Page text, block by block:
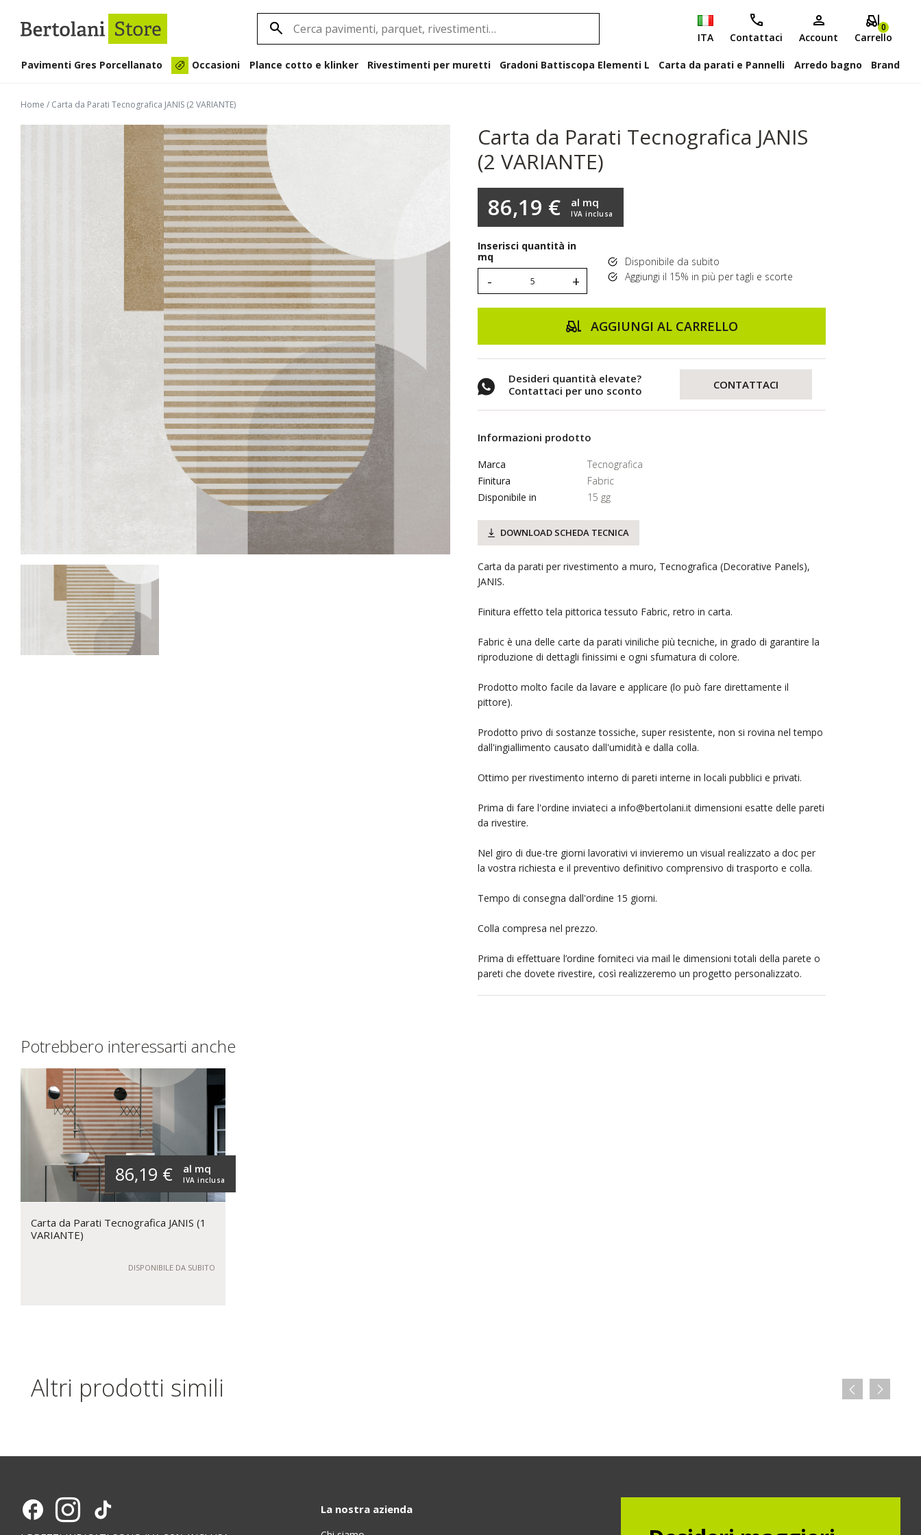
ITA Contattaci Account
0
Carrello
Pavimenti Gres Porcellanato Occasioni Plance cotto e klinker Rivestimenti per muretti Gradoni Battiscopa Elementi L Carta da parati e Pannelli Arredo bagno Brand
Home / Carta da Parati Tecnografica JANIS (2 VARIANTE)
Carta da Parati Tecnografica JANIS
(2 VARIANTE)
86,19 € IVA inclusa
al mq
Inserisci quantità in
mq
- +
Disponibile da subito
Aggiungi il 15% in più per tagli e scorte
AGGIUNGI AL CARRELLO
Desideri quantità elevate?
Contattaci per uno sconto
CONTATTACI
Informazioni prodotto
Marca
Tecnografica
Finitura
Fabric
Disponibile in
15 gg
DOWNLOAD SCHEDA TECNICA
Carta da parati per rivestimento a muro, Tecnografica (Decorative Panels),
JANIS.
Finitura effetto tela pittorica tessuto Fabric, retro in carta.
Fabric è una delle carte da parati viniliche più tecniche, in grado di garantire la
riproduzione di dettagli finissimi e ogni sfumatura di colore.
Prodotto molto facile da lavare e applicare (lo può fare direttamente il
pittore).
Prodotto privo di sostanze tossiche, super resistente, non si rovina nel tempo
dall'ingiallimento causato dall'umidità e dalla colla.
Ottimo per rivestimento interno di pareti interne in locali pubblici e privati.
Prima di fare l'ordine inviateci a info@bertolani.it dimensioni esatte delle pareti
da rivestire.
Nel giro di due-tre giorni lavorativi vi invieremo un visual realizzato a doc per
la vostra richiesta e il preventivo definitivo comprensivo di trasporto e colla.
Tempo di consegna dall'ordine 15 giorni.
Colla compresa nel prezzo.
Prima di effettuare l’ordine forniteci via mail le dimensioni totali della parete o
pareti che dovete rivestire, così realizzeremo un progetto personalizzato.
Potrebbero interessarti anche
86,19 € IVA inclusa
al mq
Carta da Parati Tecnografica JANIS (1
VARIANTE)
DISPONIBILE DA SUBITO
Altri prodotti simili
La nostra azienda